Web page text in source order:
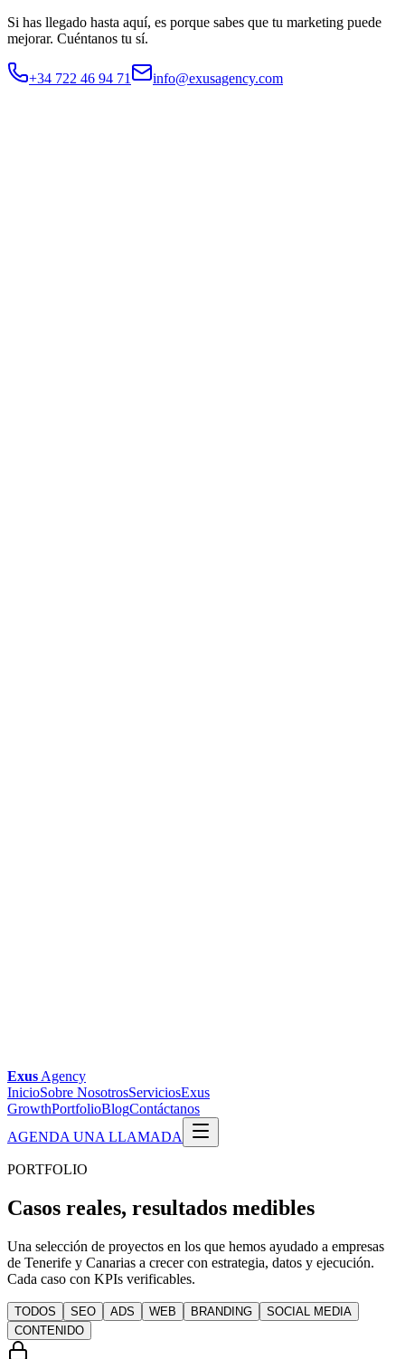
Si has llegado hasta aquí, es porque sabes que tu marketing puede
mejorar. Cuéntanos tu sí.
+34 722 46 94 71 info@exusagency.com
Exus Agency
InicioSobre NosotrosServiciosExus
GrowthPortfolioBlogContáctanos
AGENDA UNA LLAMADA
PORTFOLIO
Casos reales, resultados medibles
Una selección de proyectos en los que hemos ayudado a empresas
de Tenerife y Canarias a crecer con estrategia, datos y ejecución.
Cada caso con KPIs verificables.
TODOS SEO ADS WEB BRANDING
SOCIAL MEDIA
CONTENIDO